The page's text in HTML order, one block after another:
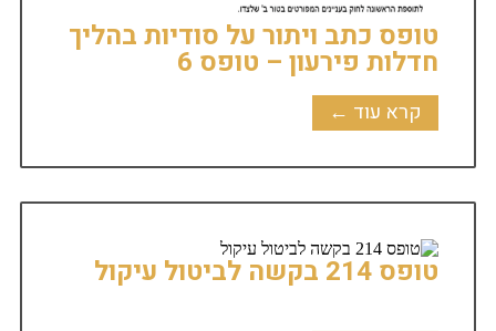
טופס כתב ויתור על סודיות בהליך
חדלות פירעון – טופס 6
קרא עוד ←
טופס 214 בקשה לביטול עיקול